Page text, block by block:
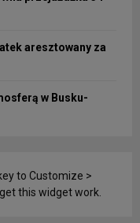
aresztowany za
w Busku-
to Customize >
this widget work.